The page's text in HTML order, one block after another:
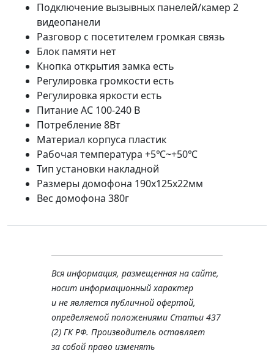
Подключение вызывных панелей/камер 2
видеопанели
Разговор с посетителем громкая связь
Блок памяти нет
Кнопка открытия замка есть
Регулировка громкости есть
Регулировка яркости есть
Питание AC 100-240 В
Потребление 8Вт
Материал корпуса пластик
Рабочая температура +5℃~+50℃
Тип установки накладной
Размеры домофона 190х125х22мм
Вес домофона 380г
Вся информация, размещенная на сайте,
носит информационный характер
и не является публичной офертой,
определяемой положениями Статьи 437
(2) ГК РФ. Производитель оставляет
за собой право изменять